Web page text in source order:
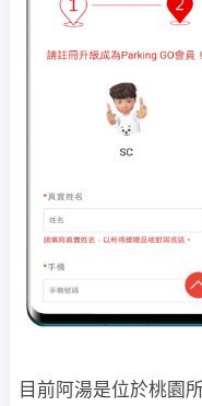
目前阿湯是位於桃園